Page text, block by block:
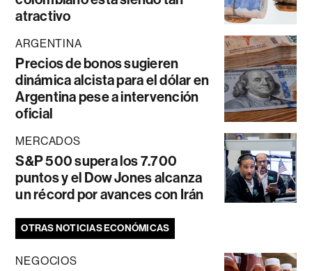
atractivo
ARGENTINA
Precios de bonos sugieren
dinámica alcista para el dólar en
Argentina pese a intervención
oficial
MERCADOS
S&P 500 supera los 7.700
puntos y el Dow Jones alcanza
un récord por avances con Irán
OTRAS NOTICIAS ECONÓMICAS
NEGOCIOS